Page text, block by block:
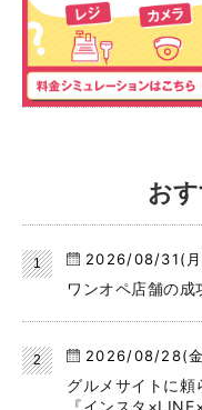
お
2026/08/31(
ワンオペ店舗の成
2026/08/28(
グルメサイトに頼
『インスタ